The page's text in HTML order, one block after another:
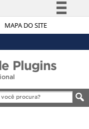
MAPA DO SITE
Simplifique!
à informação
Canais
Plugins